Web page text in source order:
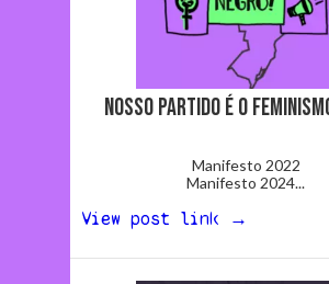
Nosso partido é o
Manifesto 2022
Manifesto 2024...
View post link →